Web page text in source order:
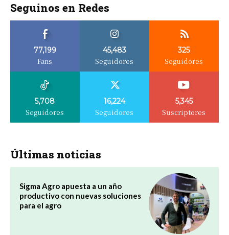
Seguinos en Redes
77,199
Fans
45,483
Seguidores
325
Seguidores
5,708
Seguidores
16,224
Seguidores
5,345
Suscriptores
Últimas noticias
Sigma Agro apuesta a un año
productivo con nuevas soluciones
para el agro